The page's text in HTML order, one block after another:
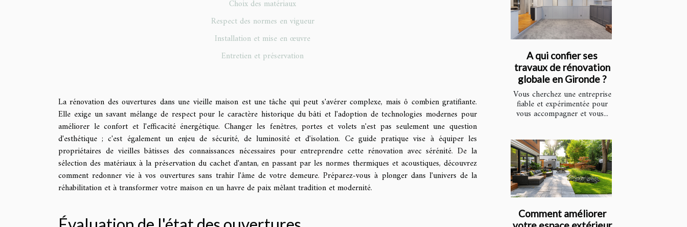
Choix des matériaux
Respect des normes en vigueur
Installation et mise en œuvre
Entretien et préservation
La rénovation des ouvertures dans une vieille maison est une tâche qui peut s'avérer complexe, mais ô combien gratifiante.
Elle exige un savant mélange de respect pour le caractère historique du bâti et l'adoption de technologies modernes pour
améliorer le confort et l'efficacité énergétique. Changer les fenêtres, portes et volets n'est pas seulement une question
d'esthétique ; c'est également un enjeu de sécurité, de luminosité et d'isolation. Ce guide pratique vise à équiper les
propriétaires de vieilles bâtisses des connaissances nécessaires pour entreprendre cette rénovation avec sérénité. De la
sélection des matériaux à la préservation du cachet d'antan, en passant par les normes thermiques et acoustiques, découvrez
comment redonner vie à vos ouvertures sans trahir l'âme de votre demeure. Préparez-vous à plonger dans l'univers de la
réhabilitation et à transformer votre maison en un havre de paix mêlant tradition et modernité.
A qui confier ses
travaux de rénovation
globale en Gironde ?
Vous cherchez une entreprise
fiable et expérimentée pour
vous accompagner et vous...
Comment améliorer